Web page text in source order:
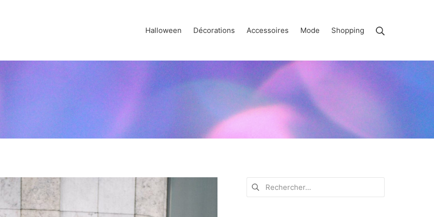
Halloween Décorations Accessoires Mode Shopping
Rechercher :